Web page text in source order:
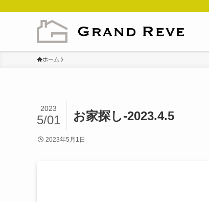
ホーム
お家探し-2023.4.5
2023
5/01
2023年5月1日